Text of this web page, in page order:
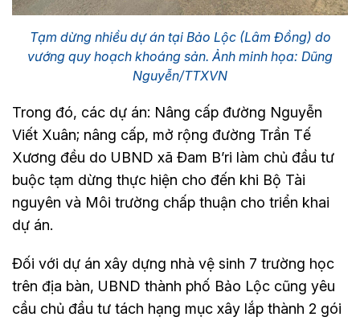
Tạm dừng nhiều dự án tại Bảo Lộc (Lâm Đồng) do
vướng quy hoạch khoáng sản. Ảnh minh họa: Dũng
Nguyễn/TTXVN
Trong đó, các dự án: Nâng cấp đường Nguyễn
Viết Xuân; nâng cấp, mở rộng đường Trần Tế
Xương đều do UBND xã Đam B’ri làm chủ đầu tư
buộc tạm dừng thực hiện cho đến khi Bộ Tài
nguyên và Môi trường chấp thuận cho triển khai
dự án.
Đối với dự án xây dựng nhà vệ sinh 7 trường học
trên địa bàn, UBND thành phố Bảo Lộc cũng yêu
cầu chủ đầu tư tách hạng mục xây lắp thành 2 gói